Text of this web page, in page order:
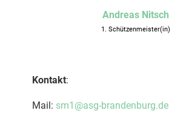
Andreas Nitsch
1. Schützenmeister(in)
Kontakt:
Mail: sm1@asg-brandenburg.de